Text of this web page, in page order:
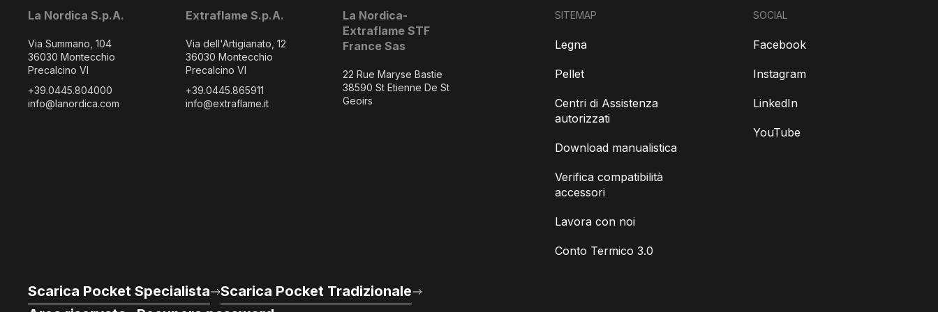
La Nordica S.p.A.
Via Summano, 104
36030 Montecchio
Precalcino VI
+39.0445.804000
info@lanordica.com
Extraflame S.p.A.
Via dell'Artigianato, 12
36030 Montecchio
Precalcino VI
+39.0445.865911
info@extraflame.it
La Nordica-
Extraflame STF
France Sas
22 Rue Maryse Bastie
38590 St Etienne De St
Geoirs
Scarica Pocket Specialista
Scarica Pocket Tradizionale
SITEMAP
Legna
Pellet
Centri di Assistenza
autorizzati
Download manualistica
Verifica compatibilità
accessori
Lavora con noi
Conto Termico 3.0
SOCIAL
Facebook
Instagram
LinkedIn
YouTube